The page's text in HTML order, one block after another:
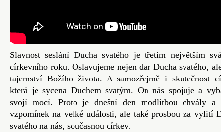
Slavnost seslání Ducha svatého je třetím největším
církevního roku. Oslavujeme nejen dar Ducha svatého,
tajemství Božího života. A samozřejmě i skutečnost
která je sycena Duchem svatým. On nás spojuje a
svojí mocí. Proto je dnešní den modlitbou chvály a
vzpomínek na velké události, ale také prosbou za vylití
svatého na nás, současnou církev.